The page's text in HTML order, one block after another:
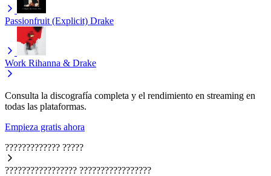
Passionfruit (Explicit) Drake
Work Rihanna & Drake
Consulta la discografía completa y el rendimiento en streaming en
todas las plataformas.
Empieza gratis ahora
????????????? ?????
????????????????? ?????????????????